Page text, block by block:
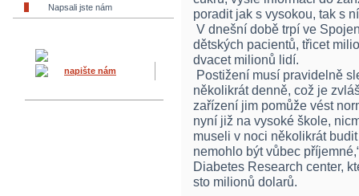
Napsali jste nám
napište nám
poradit jak s vysokou, tak s
V dnešní době trpí ve
dětských pacientů, třicet
dvacet milionů lidí.
Postižení musí pravidelně
několikrát denně, což je
zařízení jim pomůže vést
nyní již na vysoké škole,
museli v noci několikrát
nemohlo být vůbec
Diabetes Research center,
sto milionů dolarů.